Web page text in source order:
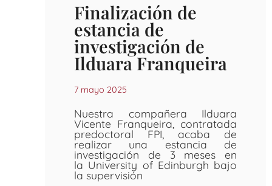
Finalización de
estancia de
investigación de
Ilduara Franqueira
7 mayo 2025
Nuestra compañera Ilduara
Vicente Franqueira, contratada
predoctoral FPI, acaba de
realizar una estancia de
investigación de 3 meses en
la University of Edinburgh bajo
la supervisión